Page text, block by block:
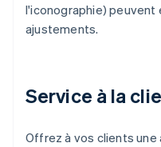
l'iconographie)
ajustements.
Service à la
Offrez à vos clients